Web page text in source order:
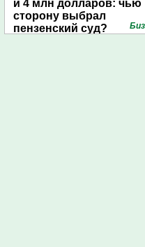
и 4 млн долларов: чью
сторону выбрал
пензенский суд?